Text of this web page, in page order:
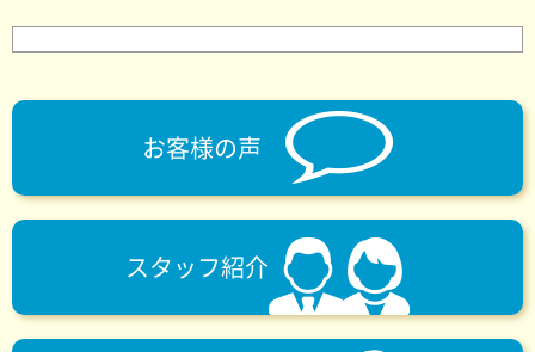
お客様の声
スタッフ紹介